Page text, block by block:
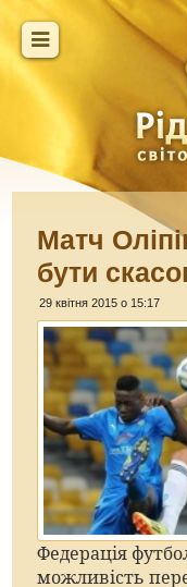
Матч
бути
29 квітня 2015 о 15:17
Федерація
можливість